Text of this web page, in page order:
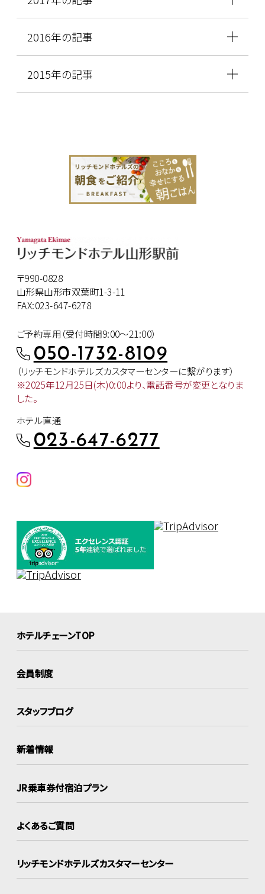
2016年の記事
2015年の記事
〒990-0828
山形県山形市双葉町1-3-11
FAX:023-647-6278
ご予約専用（受付時間9:00～21:00）
050-1732-8109
（リッチモンドホテルズカスタマーセンターに繋がります）
※2025年12月25日(木)0:00より、電話番号が変更となりま
した。
ホテル直通
023-647-6277
ホテルチェーンTOP
会員制度
スタッフブログ
新着情報
JR乗車券付宿泊プラン
よくあるご質問
リッチモンドホテルズカスタマーセンター